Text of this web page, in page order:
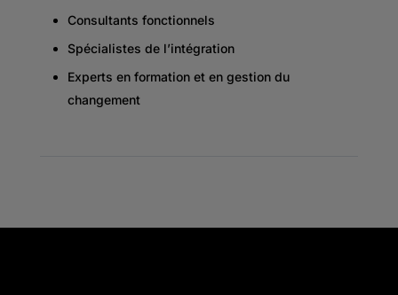
Consultants fonctionnels
Spécialistes de l’intégration
Experts en formation et en gestion du
changement